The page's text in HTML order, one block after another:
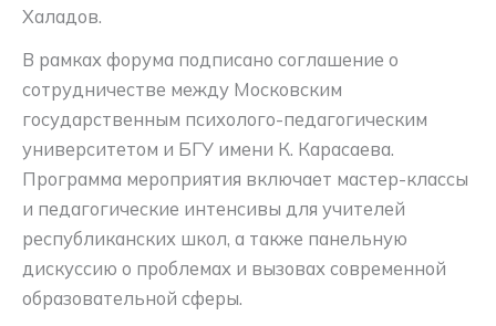
Халадов.
В рамках форума подписано соглашение о
сотрудничестве между Московским
государственным психолого-педагогическим
университетом и БГУ имени К. Карасаева.
Программа мероприятия включает мастер-классы
и педагогические интенсивы для учителей
республиканских школ, а также панельную
дискуссию о проблемах и вызовах современной
образовательной сферы.